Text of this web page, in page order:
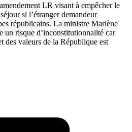
LR visant à empêcher le
si l’étranger demandeur
républicains. La ministre Marlène
un risque d’inconstitutionnalité car
des valeurs de la République est